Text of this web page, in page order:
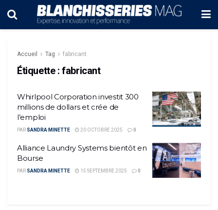
Accueil Tag fabricant
Étiquette :fabricant
Whirlpool Corporation investit 300
millions de dollars et crée de
l’emploi
PAR SANDRA MINETTE 20 OCTOBRE 2025 0
Alliance Laundry Systems bientôt en
Bourse
PAR SANDRA MINETTE 15 SEPTEMBRE 2025 0